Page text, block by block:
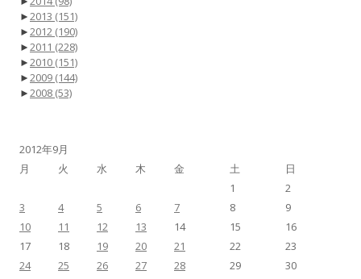
►2013 (151)
►2012 (190)
►2011 (228)
►2010 (151)
►2009 (144)
►2008 (53)
2012年9月
月
火 水 木 金 土 日
1
2
3
4 5 6 7 8
9
10
11 12 13 14 15
16
17
18 19 20 21 22
23
24
25 26 27 28 29 30